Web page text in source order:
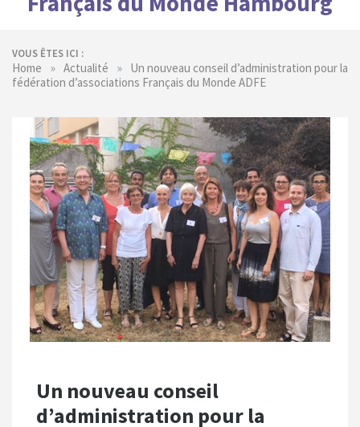
VOUS ÊTES ICI :
Home » Actualité » Un nouveau conseil d’administration pour la
fédération d’associations Français du Monde ADFE
Un nouveau conseil
d’administration pour la